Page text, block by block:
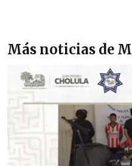
Más noticias de